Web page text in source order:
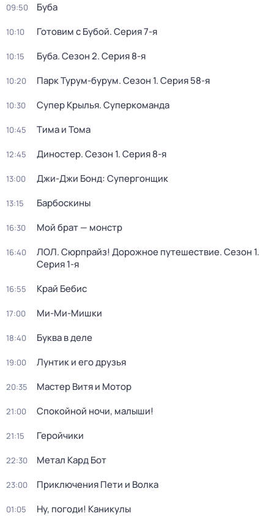
09:50 Буба
10:10 Готовим с Бубой. Серия 7-я
10:15 Буба. Сезон 2. Серия 8-я
10:20 Парк Турум-бурум. Сезон 1. Серия 58-я
10:30 Супер Крылья. Суперкоманда
10:45 Тима и Тома
12:45 Диностер. Сезон 1. Серия 8-я
13:00 Джи-Джи Бонд: Супергонщик
13:15 Барбоскины
16:30 Мой брат — монстр
16:40 ЛОЛ. Сюрпрайз! Дорожное путешествие. Сезон 1.
Серия 1-я
16:55 Край Бебис
17:00 Ми-Ми-Мишки
18:40 Буква в деле
19:00 Лунтик и его друзья
20:35 Мастер Витя и Мотор
21:00 Спокойной ночи, малыши!
21:15 Геройчики
22:30 Метал Кард Бот
23:00 Приключения Пети и Волка
01:05 Ну, погоди! Каникулы